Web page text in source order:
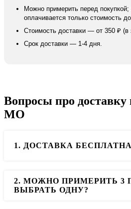
Можно примерить перед
оплачивается только стоимость
Стоимость доставки — от 350 ₽ (в
Срок доставки — 1-4 дня.
Вопросы про
МО
1. ДОСТАВКА
Да, в пределах МКАДа при
доставка бесплатная!
2. МОЖНО ПРИМЕРИТЬ 3
ВЫБРАТЬ ОДНУ?